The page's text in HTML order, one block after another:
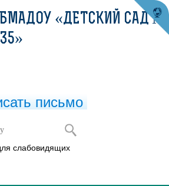
БМАДОУ «ДЕТСКИЙ САД №
35»
письмо
слабовидящих